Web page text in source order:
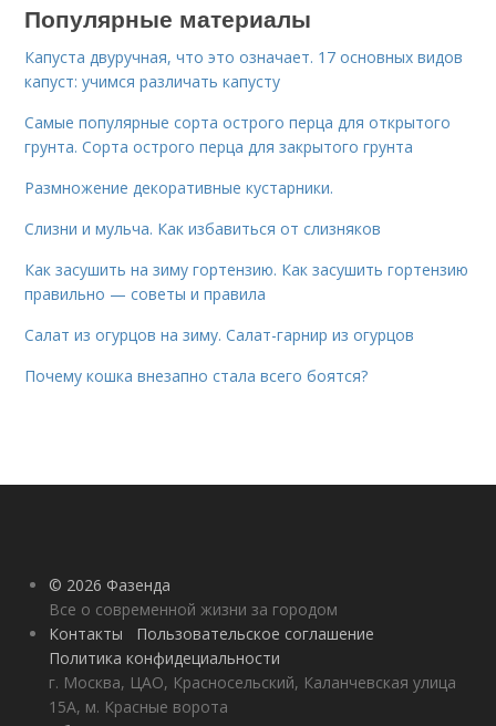
Популярные материалы
Капуста двуручная, что это означает. 17 основных видов
капуст: учимся различать капусту
Самые популярные сорта острого перца для открытого
грунта. Сорта острого перца для закрытого грунта
Размножение декоративные кустарники.
Слизни и мульча. Как избавиться от слизняков
Как засушить на зиму гортензию. Как засушить гортензию
правильно — советы и правила
Салат из огурцов на зиму. Салат-гарнир из огурцов
Почему кошка внезапно стала всего боятся?
© 2026 Фазенда
Все о современной жизни за городом
Контакты
Пользовательское соглашение
Политика конфидециальности
г. Москва, ЦАО, Красносельский, Каланчевская улица
15А, м. Красные ворота